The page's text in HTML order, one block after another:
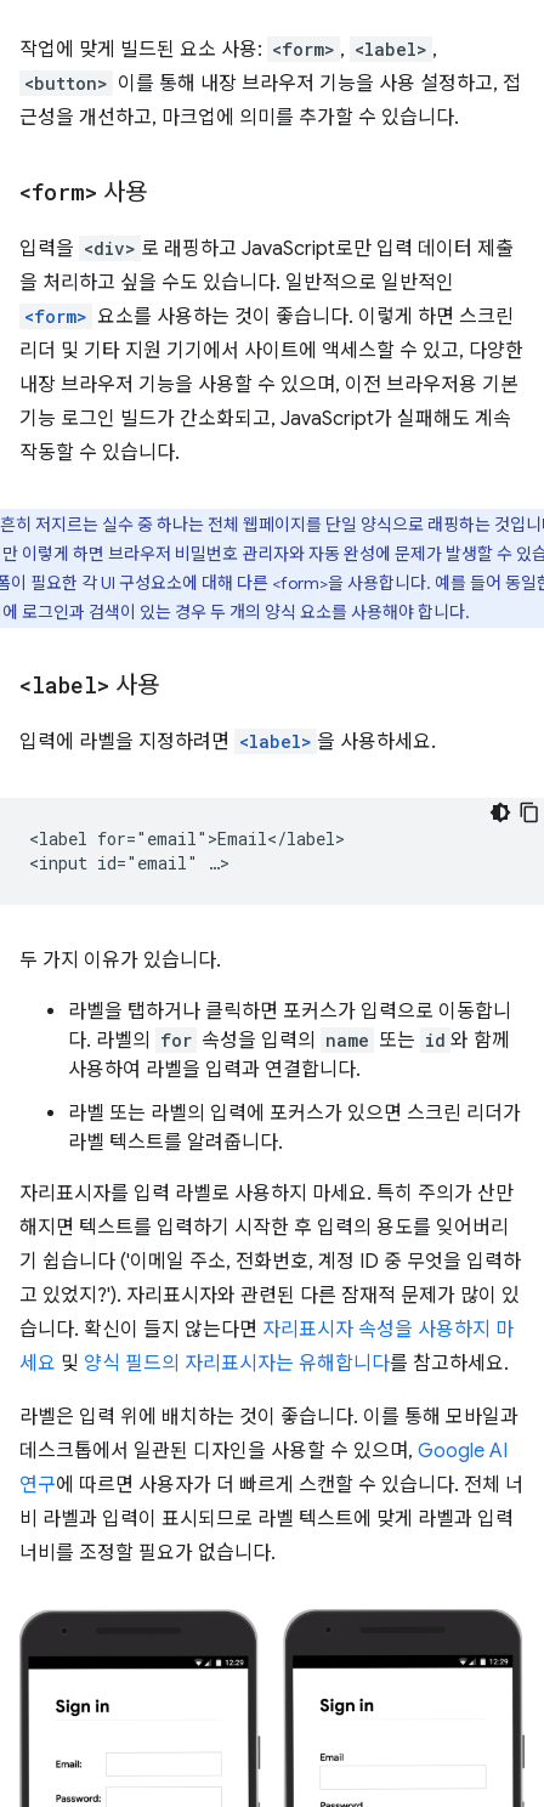
작업에 맞게 빌드된 요소 사용: <form> , <label> ,
<button> 이를 통해 내장 브라우저 기능을 사용 설정하고, 접
근성을 개선하고, 마크업에 의미를 추가할 수 있습니다.
<form> 사용
입력을 <div> 로 래핑하고 JavaScript로만 입력 데이터 제출
을 처리하고 싶을 수도 있습니다. 일반적으로 일반적인
<form> 요소를 사용하는 것이 좋습니다. 이렇게 하면 스크린
리더 및 기타 지원 기기에서 사이트에 액세스할 수 있고, 다양한
내장 브라우저 기능을 사용할 수 있으며, 이전 브라우저용 기본
기능 로그인 빌드가 간소화되고, JavaScript가 실패해도 계속
작동할 수 있습니다.
흔히 저지르는 실수 중 하나는 전체 웹페이지를 단일 양식으로 래핑하는 것입
이렇게 하면 브라우저 비밀번호 관리자와 자동 완성에 문제가 발생할 수 있
이 필요한 각 UI 구성요소에 대해 다른 <form>을 사용합니다. 예를 들어 동일
로그인과 검색이 있는 경우 두 개의 양식 요소를 사용해야 합니다.
<label> 사용
입력에 라벨을 지정하려면 <label> 을 사용하세요.
<label for="email">Email</label>
두 가지 이유가 있습니다.
라벨을 탭하거나 클릭하면 포커스가 입력으로 이동합니
다. 라벨의
for 속성을 입력의 name 또는 id 와 함께
사용하여 라벨을 입력과 연결합니다.
라벨 또는 라벨의 입력에 포커스가 있으면 스크린 리더가
라벨 텍스트를 알려줍니다.
자리표시자를 입력 라벨로 사용하지 마세요. 특히 주의가 산만
해지면 텍스트를 입력하기 시작한 후 입력의 용도를 잊어버리
기 쉽습니다 ('이메일 주소, 전화번호, 계정 ID 중 무엇을 입력하
고 있었지?'). 자리표시자와 관련된 다른 잠재적 문제가 많이 있
습니다. 확신이 들지 않는다면 자리표시자 속성을 사용하지 마
세요 및 양식 필드의 자리표시자는 유해합니다를 참고하세요.
라벨은 입력 위에 배치하는 것이 좋습니다. 이를 통해 모바일과
데스크톱에서 일관된 디자인을 사용할 수 있으며, Google AI
연구에 따르면 사용자가 더 빠르게 스캔할 수 있습니다. 전체 너
비 라벨과 입력이 표시되므로 라벨 텍스트에 맞게 라벨과 입력
너비를 조정할 필요가 없습니다.